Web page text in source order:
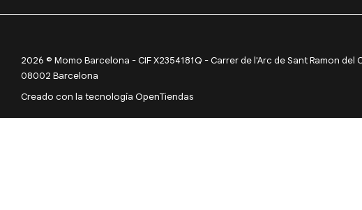
2026 © Momo Barcelona - CIF X2354181Q - Carrer de l'Arc de Sant Ramon del
08002 Barcelona
Creado con la tecnología OpenTiendas